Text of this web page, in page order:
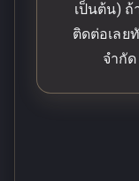
เป็นต้น)
ติดต่อเลย
จำกั